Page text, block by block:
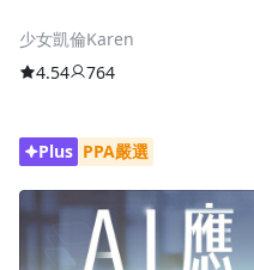
少女凱倫Karen
4.54
764
Plus PPA嚴選